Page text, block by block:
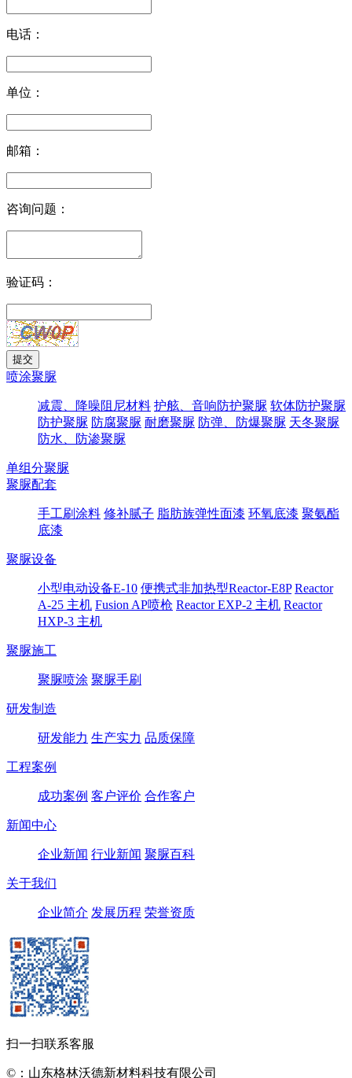
电话：
单位：
邮箱：
咨询问题：
验证码：
喷涂聚脲
减震、降噪阻尼材料 护舷、音响防护聚脲 软体防护聚脲
防护聚脲 防腐聚脲 耐磨聚脲 防弹、防爆聚脲 天冬聚脲
防水、防渗聚脲
单组分聚脲
聚脲配套
手工刷涂料 修补腻子 脂肪族弹性面漆 环氧底漆 聚氨酯
底漆
聚脲设备
小型电动设备E-10 便携式非加热型Reactor-E8P Reactor
A-25 主机 Fusion AP喷枪 Reactor EXP-2 主机 Reactor
HXP-3 主机
聚脲施工
聚脲喷涂 聚脲手刷
研发制造
研发能力 生产实力 品质保障
工程案例
成功案例 客户评价 合作客户
新闻中心
企业新闻 行业新闻 聚脲百科
关于我们
企业简介 发展历程 荣誉资质
扫一扫联系客服
©：山东格林沃德新材料科技有限公司